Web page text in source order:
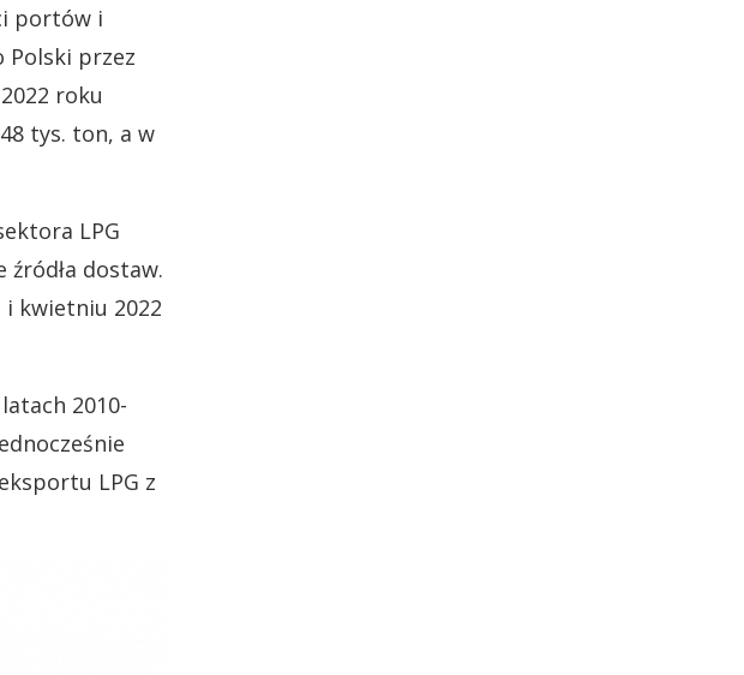
portów i
Polski przez
roku
tys. ton, a w
LPG
dostaw.
i kwietniu 2022
2010-
LPG z